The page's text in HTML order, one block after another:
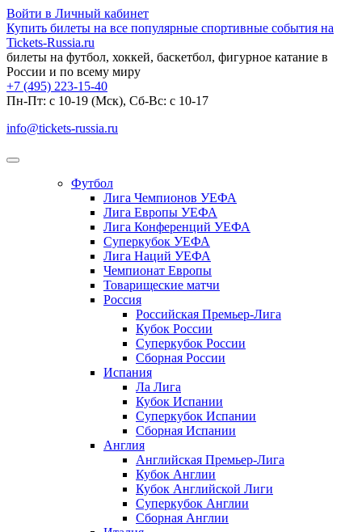
Войти в Личный кабинет
Купить билеты на все популярные спортивные события на
Tickets-Russia.ru
билеты на футбол, хоккей, баскетбол, фигурное катание в
России и по всему миру
+7 (495) 223-15-40
Пн-Пт: c 10-19 (Мск), Сб-Вс: с 10-17
info@tickets-russia.ru
Футбол
Лига Чемпионов УЕФА
Лига Европы УЕФА
Лига Конференций УЕФА
Суперкубок УЕФА
Лига Наций УЕФА
Чемпионат Европы
Товарищеские матчи
Россия
Российская Премьер-Лига
Кубок России
Суперкубок России
Сборная России
Испания
Ла Лига
Кубок Испании
Суперкубок Испании
Сборная Испании
Англия
Английская Премьер-Лига
Кубок Англии
Кубок Английской Лиги
Суперкубок Англии
Сборная Англии